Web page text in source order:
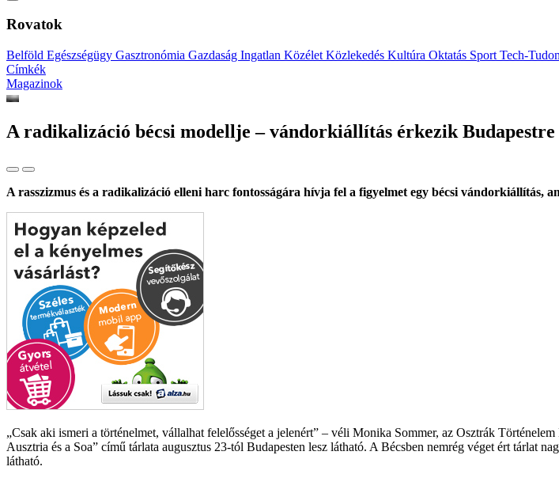
Rovatok
Belföld Egészségügy Gasztronómia Gazdaság Ingatlan Közélet Közlekedés Kultúra Oktatás Sport Tech-
Címkék
Magazinok
A radikalizáció bécsi modellje – vándorkiállítás érkezik Budapestre
A rasszizmus és a radikalizáció elleni harc fontosságára hívja fel a figyelmet egy bécsi vándorkiállítás,
Csak aki ismeri a történelmet, vállalhat felelősséget a jelenért
– véli Monika Sommer, az Osztrák
Ausztria és a Soa” című tárlata augusztus 23-tól Budapesten lesz látható. A Bécsben nemrég véget ért tárlat
látható.